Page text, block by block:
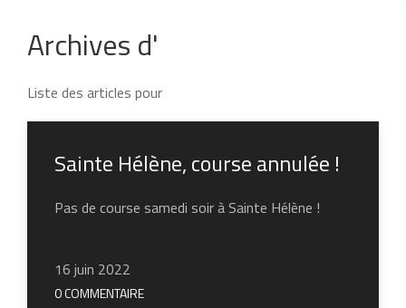
Archives d'
Liste des articles pour
Sainte Hélène, course annulée !
Pas de course samedi soir à Sainte Hélène !
16 juin 2022
0 COMMENTAIRE